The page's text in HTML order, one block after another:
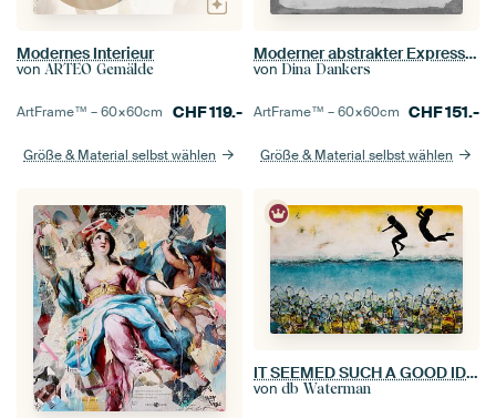
Modernes Interieur
von ARTEO Gemälde
ArtFrame™ –60×60cm CHF119.-
Größe & Material selbst wählen
Moderner abstrakter Expressionismus. Schwarz und weiß auf grau.
von Dina Dankers
ArtFrame™ –60×60cm CHF151.-
Größe & Material selbst wählen
IT SEEMED SUCH A GOOD IDEA
von db Waterman